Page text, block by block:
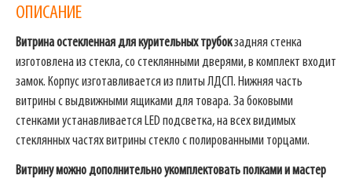
ОПИСАНИЕ
Витрина остекленная для курительных трубокзадняя стенка
изготовлена из стекла, со стеклянными дверями, в комплект входит
замок. Корпус изготавливается из плиты ЛДСП. Нижняя часть
витрины с выдвижными ящиками для товара. За боковыми
стенками устанавливается LED подсветка, на всех видимых
стеклянных частях витрины стекло с полированными торцами.
Витрину можно дополнительно укомплектовать полками и мастер